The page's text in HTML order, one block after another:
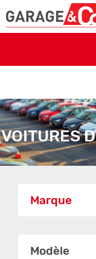
VOITURES